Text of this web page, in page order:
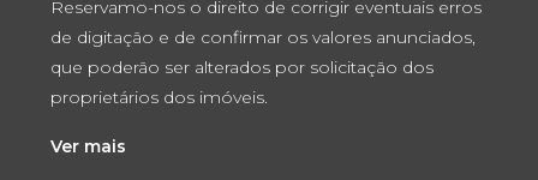
Reservamo-nos o direito de corrigir eventuais erros
de digitação e de confirmar os valores anunciados,
que poderão ser alterados por solicitação dos
proprietários dos imóveis.
Ver mais